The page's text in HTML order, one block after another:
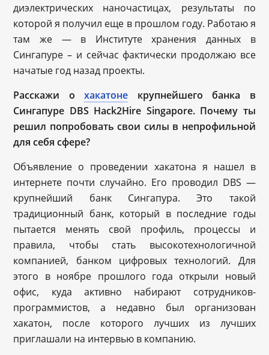
диэлектрических наночастицах, результаты по
которой я получил еще в прошлом году. Работаю я
там же — в Институте хранения данных в
Сингапуре – и сейчас фактически продолжаю все
начатые год назад проекты.
Расскажи охакатоне крупнейшего банка в
Сингапуре DBS Hack2Hire Singapore. Почему ты
решил попробовать свои силы в непрофильной
для себя сфере?
Объявление о проведении хакатона я нашел в
интернете почти случайно. Его проводил DBS —
крупнейший банк Сингапура. Это такой
традиционный банк, который в последние годы
пытается менять свой профиль, процессы и
правила, чтобы стать высокотехнологичной
компанией, банком цифровых технологий. Для
этого в ноябре прошлого года открыли новый
офис, куда активно набирают сотрудников-
программистов, а недавно был организован
хакатон, после которого лучших из лучших
приглашали на интервью в компанию.